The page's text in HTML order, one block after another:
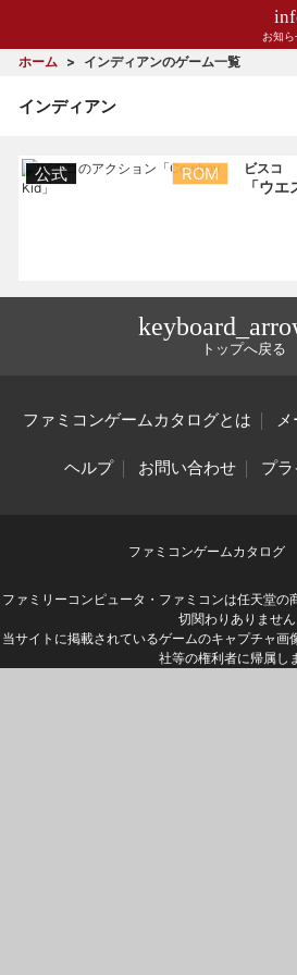
お知ら
ホーム インディアンのゲーム一覧
インディアン
公式 ROM ビスコ
「ウエ
トップへ戻る
ファミコンゲームカタログとは
ヘルプ お問い合わせ プ
ファミコンゲームカタログ
ファミリーコンピュータ・ファミコンは任天堂の
切関わりありません
当サイトに掲載されているゲームのキャプチャ画
社等の権利者に帰属し